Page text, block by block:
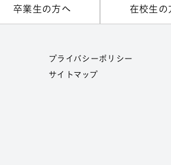
卒業生の方へ 在校生の
プライバシーポリシー
サイトマップ